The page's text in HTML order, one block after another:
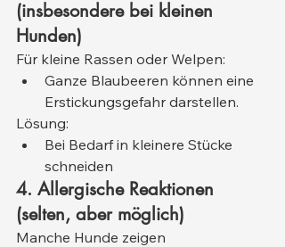
(insbesondere bei kleinen
Hunden)
Für kleine Rassen oder Welpen:
Ganze Blaubeeren können eine
Erstickungsgefahr darstellen.
Lösung:
Bei Bedarf in kleinere Stücke
schneiden
4. Allergische Reaktionen
(selten, aber möglich)
Manche Hunde zeigen